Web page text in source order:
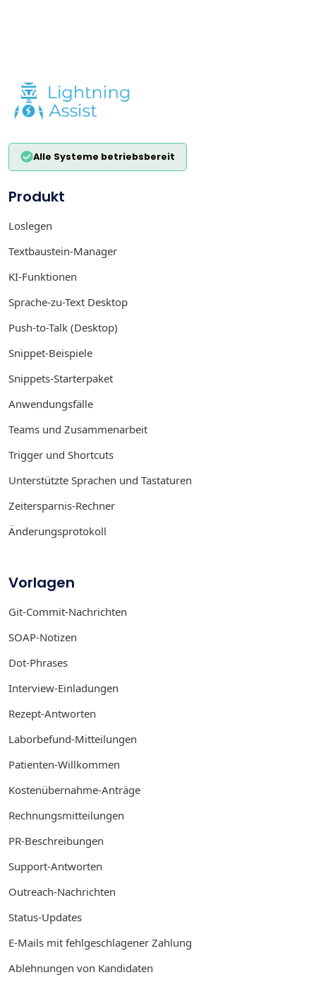
Alle Systeme betriebsbereit
Produkt
Loslegen
Textbaustein-Manager
KI-Funktionen
Sprache-zu-Text Desktop
Push-to-Talk (Desktop)
Snippet-Beispiele
Snippets-Starterpaket
Anwendungsfälle
Teams und Zusammenarbeit
Trigger und Shortcuts
Unterstützte Sprachen und Tastaturen
Zeitersparnis-Rechner
Änderungsprotokoll
Vorlagen
Git-Commit-Nachrichten
SOAP-Notizen
Dot-Phrases
Interview-Einladungen
Rezept-Antworten
Laborbefund-Mitteilungen
Patienten-Willkommen
Kostenübernahme-Anträge
Rechnungsmitteilungen
PR-Beschreibungen
Support-Antworten
Outreach-Nachrichten
Status-Updates
E-Mails mit fehlgeschlagener Zahlung
Ablehnungen von Kandidaten